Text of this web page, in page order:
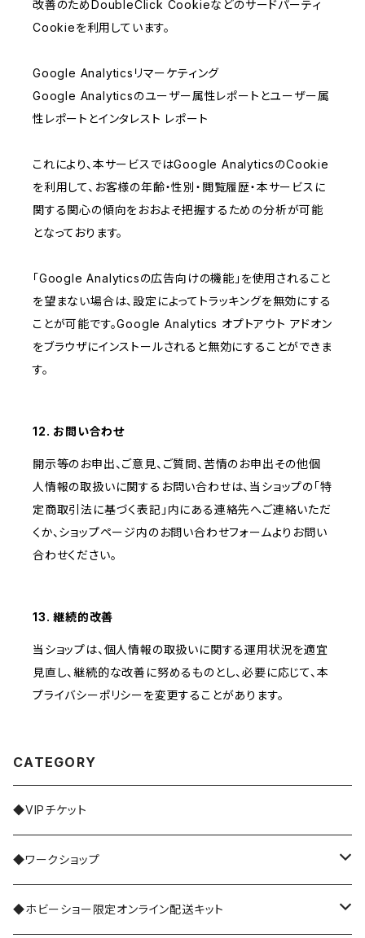
改善のためDoubleClick Cookieなどのサードパーティ
Cookieを利用しています。
Google Analyticsリマーケティング
Google Analyticsのユーザー属性レポートとユーザー属
性レポートとインタレスト レポート
これにより、本サービスではGoogle AnalyticsのCookie
を利用して、お客様の年齢・性別・閲覧履歴・本サービスに
関する関心の傾向をおおよそ把握するための分析が可能
となっております。
「Google Analyticsの広告向けの機能」を使用されること
を望まない場合は、設定によってトラッキングを無効にする
ことが可能です。Google Analytics オプトアウト アドオン
をブラウザにインストールされると無効にすることができま
す。
12. お問い合わせ
開示等のお申出、ご意見、ご質問、苦情のお申出その他個
人情報の取扱いに関するお問い合わせは、当ショップの「特
定商取引法に基づく表記」内にある連絡先へご連絡いただ
くか、ショップページ内のお問い合わせフォームよりお問い
合わせください。
13. 継続的改善
当ショップは、個人情報の取扱いに関する運用状況を適宜
見直し、継続的な改善に努めるものとし、必要に応じて、本
プライバシーポリシーを変更することがあります。
CATEGORY
◆VIPチケット
◆ワークショップ
共通ワークショップ
◆ホビーショー限定オンライン配送キット